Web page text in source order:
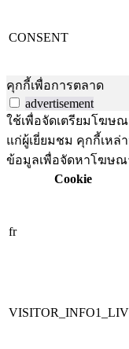
CONSENT
คุกกี้เพื่อการตลาด
advertisement
ใช้เพื่อจัดเตรียมโฆษ
แก่ผู้เยี่ยมชม คุกกี้เหล่
ข้อมูลเพื่อจัดหาโฆษณ
Cookie
fr